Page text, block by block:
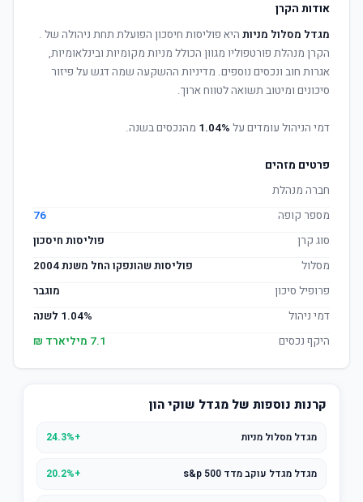
אודות הקרן
מגדל מסלול מניות היא פוליסות חיסכון הפועלת תחת ניהולה של .
הקרן מנהלת פורטפוליו מגוון הכולל מניות מקומיות ובינלאומיות,
אגרות חוב ונכסים נוספים. מדיניות ההשקעה שמה דגש על פיזור
סיכונים ומיטוב תשואה לטווח ארוך.
דמי הניהול עומדים על 1.04% מהנכסים בשנה.
פרטים מזהים
חברה מנהלת
מספר קופה
76
סוג קרן
פוליסות חיסכון
מסלול
פוליסות שהונפקו החל משנת 2004
פרופיל סיכון
מוגבר
דמי ניהול
1.04% לשנה
היקף נכסים
7.1 מיליארד ₪
קרנות נוספות של מגדל שוקי הון
מגדל מסלול מניות +24.3%
מגדל מגדל עוקב מדד s&p 500 +20.2%